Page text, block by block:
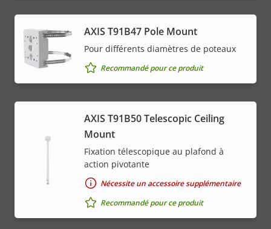
AXIS T91B47 Pole Mount
Pour différents diamètres de poteaux
Recommandé pour ce produit
AXIS T91B50 Telescopic Ceiling
Mount
Fixation télescopique au plafond à
action pivotante
Nécessite un accessoire supplémentaire
Recommandé pour ce produit